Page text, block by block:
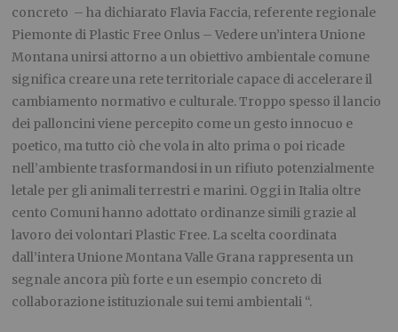
concreto – ha dichiarato Flavia Faccia, referente regionale
Piemonte di Plastic Free Onlus – Vedere un’intera Unione
Montana unirsi attorno a un obiettivo ambientale comune
significa creare una rete territoriale capace di accelerare il
cambiamento normativo e culturale. Troppo spesso il lancio
dei palloncini viene percepito come un gesto innocuo e
poetico, ma tutto ciò che vola in alto prima o poi ricade
nell’ambiente trasformandosi in un rifiuto potenzialmente
letale per gli animali terrestri e marini. Oggi in Italia oltre
cento Comuni hanno adottato ordinanze simili grazie al
lavoro dei volontari Plastic Free. La scelta coordinata
dall’intera Unione Montana Valle Grana rappresenta un
segnale ancora più forte e un esempio concreto di
collaborazione istituzionale sui temi ambientali “.